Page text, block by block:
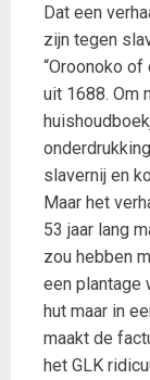
Dat een
zijn tegen
“Oroonoko of
uit 1688. Om
slavernij en
Maar het
53 jaar lang
zou hebben
een plantage
hut maar in
maakt de
het GLK